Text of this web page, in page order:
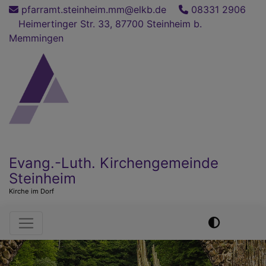
Direkt
Inhalt
pfarramt.steinheim.mm@elkb.de
08331 2906
Heimertinger Str. 33, 87700 Steinheim b.
Memmingen
Evang.-Luth. Kirchengemeinde
Steinheim
Kirche im Dorf
Hauptnavigation